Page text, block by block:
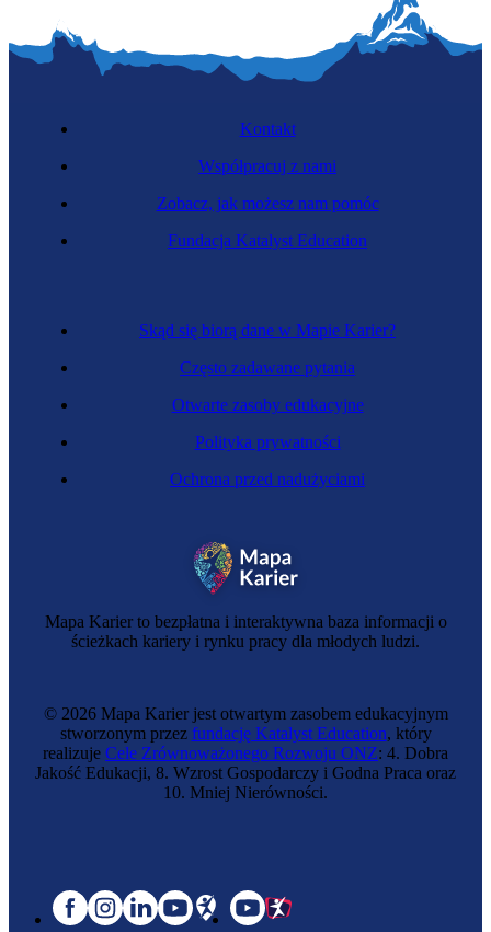
Mapa Karier to bezpłatna i interaktywna baza informacji o
ścieżkach kariery i rynku pracy dla młodych ludzi.
Skąd się biorą dane w Mapie Karier?
Często zadawane pytania
Otwarte zasoby edukacyjne
Polityka prywatności
Ochrona przed nadużyciami
Kontakt
Współpracuj z nami
Zobacz, jak możesz nam pomóc
Fundacja Katalyst Education
© 2026 Mapa Karier jest otwartym zasobem edukacyjnym
stworzonym przez fundację Katalyst Education, który
realizuje Cele Zrównoważonego Rozwoju ONZ: 4. Dobra
Jakość Edukacji, 8. Wzrost Gospodarczy i Godna Praca oraz
10. Mniej Nierówności.